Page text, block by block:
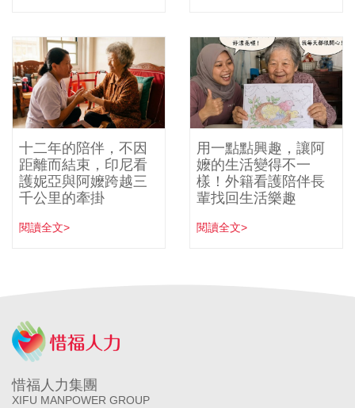
十二年的陪伴，不因
距離而結束，印尼看
護妮亞與阿嬤跨越三
千公里的牽掛
閱讀全文>
用一點點興趣，讓阿
嬤的生活變得不一
樣！外籍看護陪伴長
輩找回生活樂趣
閱讀全文>
惜福人力集團
XIFU MANPOWER GROUP